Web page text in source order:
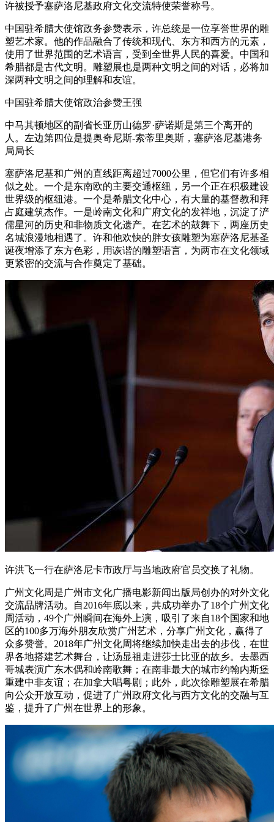
许被授予塞萨洛尼基政府文化交流特使荣誉称号。
中国驻希腊大使馆政务参赞表示，许总统是一位享誉世界的雕
塑艺术家。他的作品融合了传统和现代、东方和西方的元素，
使用了世界范围的艺术语言，受到全世界人民的喜爱。中国和
希腊都是古代文明。雕塑展也是两种文明之间的对话，必将加
深两种文明之间的理解和友谊。
中国驻希腊大使馆政治参赞王强
中马其顿地区的副省长亚历山德罗·萨诺斯是第三个离开的
人。左边第四位是提奥奇尼斯-索蒂里奥斯，塞萨洛尼基港务
局局长
塞萨洛尼基和广州的直线距离超过7000公里，但它们有许多相
似之处。一个是东南欧的主要交通枢纽，另一个正在积极建设
世界级的枢纽港。一个是希腊文化中心，有大量的基督教和拜
占庭建筑杰作。一是岭南文化和广府文化的发祥地，沉淀了浐
儒星河的历史和非物质文化遗产。在艺术的鼓舞下，两座历史
名城浪漫地相遇了。许和他欢快的胖女孩雕塑为塞萨洛尼基圣
诞夜增添了东方色彩，用诙谐的雕塑语言，为两市在文化领域
更紧密的交流与合作奠定了基础。
许洪飞一行在萨洛尼卡市政厅与当地政府官员交换了礼物。
广州文化周是广州市文化广播电影新闻出版局创办的对外文化
交流品牌活动。自2016年底以来，共成功举办了18个广州文化
周活动，49个广州瞬间在海外上演，吸引了来自18个国家和地
区的100多万海外朋友欣赏广州艺术，分享广州文化，赢得了
众多赞誉。2018年广州文化周将继续加快走出去的步伐，在世
界各地搭建艺术舞台，让汤显祖走进莎士比亚的故乡。去墨西
哥城表演广东木偶和岭南歌舞；在南非最大的城市约翰内斯堡
重建中非友谊；在加拿大唱粤剧；此外，此次徐雕塑展在希腊
向公众开放互动，促进了广州政府文化与西方文化的交融与互
鉴，提升了广州在世界上的形象。